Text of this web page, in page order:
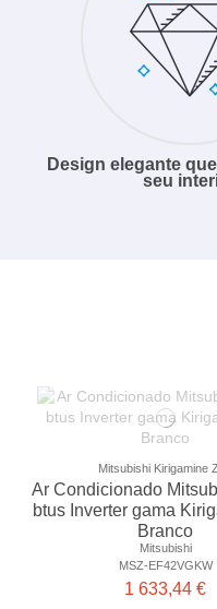
Design elegante
seu
Mitsubishi Kirigamine
Ar Condicionado
btus Inverter gama
Branco
Mitsubishi
MSZ-EF42VGKW
1 633,44 €